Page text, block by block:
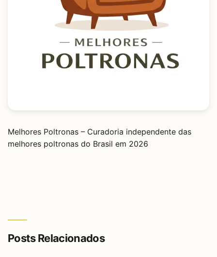
Melhores Poltronas – Curadoria independente das
melhores poltronas do Brasil em 2026
Posts Relacionados